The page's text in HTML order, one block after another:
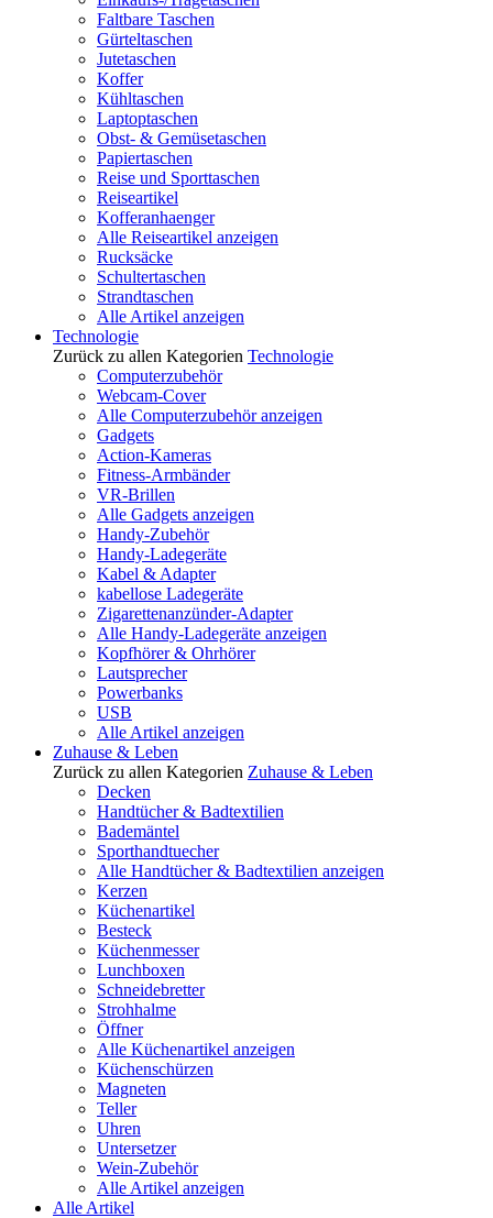
Faltbare Taschen
Gürteltaschen
Jutetaschen
Koffer
Kühltaschen
Laptoptaschen
Obst- & Gemüsetaschen
Papiertaschen
Reise und Sporttaschen
Reiseartikel
Kofferanhaenger
Alle Reiseartikel anzeigen
Rucksäcke
Schultertaschen
Strandtaschen
Alle Artikel anzeigen
Technologie
Zurück zu allen Kategorien Technologie
Computerzubehör
Webcam-Cover
Alle Computerzubehör anzeigen
Gadgets
Action-Kameras
Fitness-Armbänder
VR-Brillen
Alle Gadgets anzeigen
Handy-Zubehör
Handy-Ladegeräte
Kabel & Adapter
kabellose Ladegeräte
Zigarettenanzünder-Adapter
Alle Handy-Ladegeräte anzeigen
Kopfhörer & Ohrhörer
Lautsprecher
Powerbanks
USB
Alle Artikel anzeigen
Zuhause & Leben
Zurück zu allen Kategorien Zuhause & Leben
Decken
Handtücher & Badtextilien
Bademäntel
Sporthandtuecher
Alle Handtücher & Badtextilien anzeigen
Kerzen
Küchenartikel
Besteck
Küchenmesser
Lunchboxen
Schneidebretter
Strohhalme
Öffner
Alle Küchenartikel anzeigen
Küchenschürzen
Magneten
Teller
Uhren
Untersetzer
Wein-Zubehör
Alle Artikel anzeigen
Alle Artikel